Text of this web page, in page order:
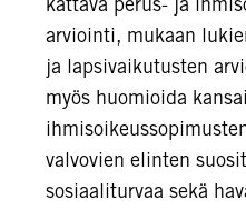
arviointi, mukaan
ja lapsivaikutusten
myös huomioida
valvovien elinten
sosiaaliturvaa sekä